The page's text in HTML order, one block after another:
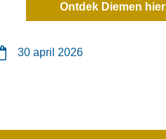
Ontdek Diemen hier
30 april 2026